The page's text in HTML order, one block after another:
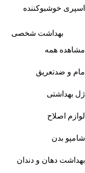
اسپری خوشبوکننده
بهداشت شخصی
مشاهده همه
مام و ضدتعریق
ژل بهداشتی
لوازم اصلاح
شامپو بدن
بهداشت دهان و دندان